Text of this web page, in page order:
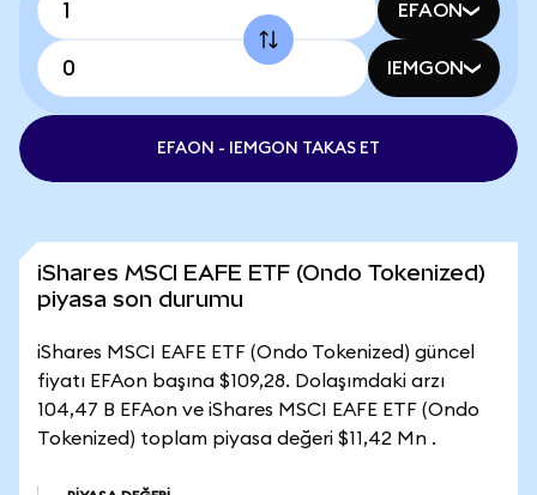
EFAON
IEMGON
EFAON - IEMGON TAKAS ET
iShares MSCI EAFE ETF (Ondo Tokenized)
piyasa son durumu
iShares MSCI EAFE ETF (Ondo Tokenized) güncel
fiyatı EFAon başına $109,28. Dolaşımdaki arzı
104,47 B EFAon ve iShares MSCI EAFE ETF (Ondo
Tokenized) toplam piyasa değeri $11,42 Mn .